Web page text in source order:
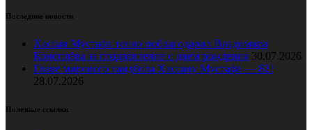
Последние новости
Хассан Мустафа тепло поблагодарил Владимира
Коноплёва за поздравление с днем рождения 30.07.2026
Главе мирового гандбола Хассану Мустафе — 82!
28.07.2026
Полезные ссылки